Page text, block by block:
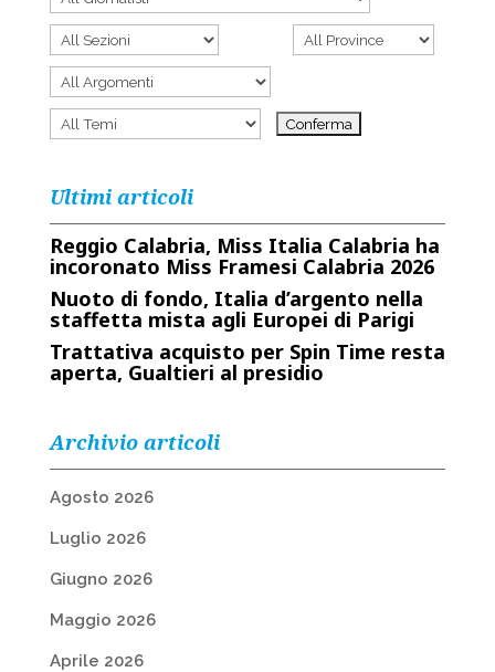
Ultimi articoli
Reggio Calabria, Miss Italia Calabria ha
incoronato Miss Framesi Calabria 2026
Nuoto di fondo, Italia d’argento nella
staffetta mista agli Europei di Parigi
Trattativa acquisto per Spin Time resta
aperta, Gualtieri al presidio
Archivio articoli
Agosto 2026
Luglio 2026
Giugno 2026
Maggio 2026
Aprile 2026